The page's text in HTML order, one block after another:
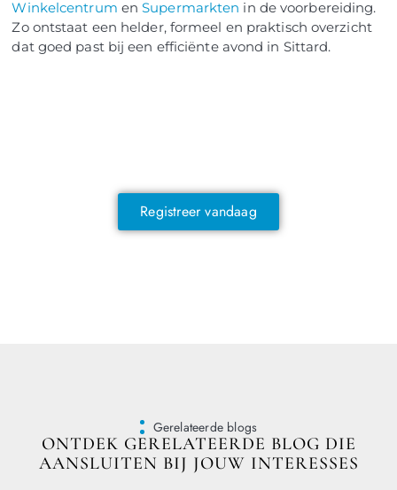
Winkelcentrum enSupermarkten in de voorbereiding.
Zo ontstaat een helder, formeel en praktisch overzicht
dat goed past bij een efficiënte avond in Sittard.
Registreer vandaag
Gerelateerde blogs
ONTDEK GERELATEERDE BLOG DIE
AANSLUITEN BIJ JOUW INTERESSES